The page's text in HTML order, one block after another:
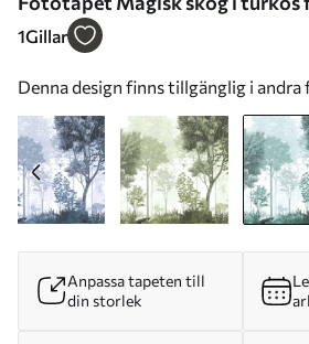
1Gillar
Denna design finns tillgänglig i andra
Anpassa tapeten till
din storlek